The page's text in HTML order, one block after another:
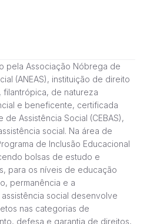
pela Associação Nóbrega de
(ANEAS), instituição de direito
filantrópica, de natureza
e beneficente, certificada
Assistência Social (CEBAS),
social. Na área de
de Inclusão Educacional
bolsas de estudo e
para os níveis de educação
permanência e a
social desenvolve
nas categorias de
defesa e garantia de direitos,